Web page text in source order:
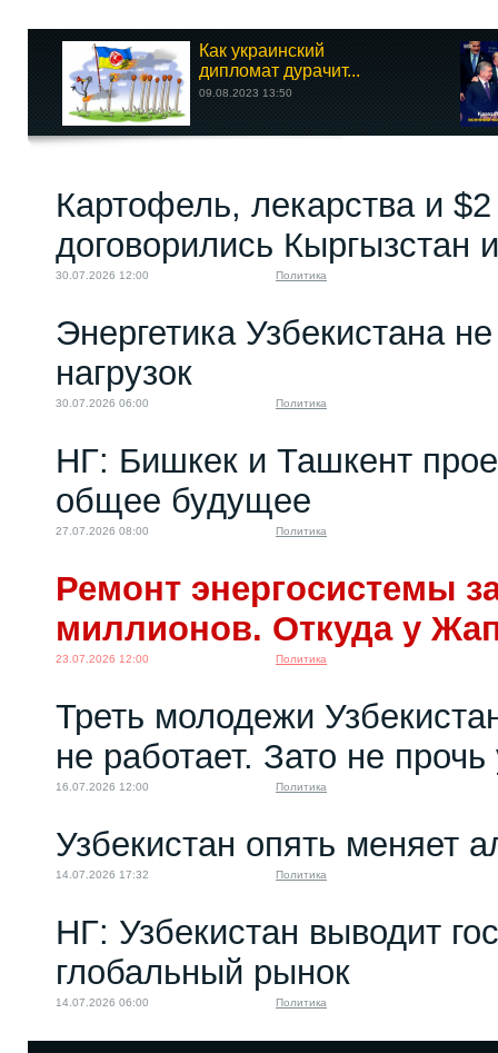
Как украинский
дипломат дурачит...
09.08.2023 13:50
Картофель, лекарства и
договорились Кыргызстан
30.07.2026 12:00 Политика
Энергетика Узбекистана
нагрузок
30.07.2026 06:00 Политика
НГ: Бишкек и Ташкент
общее будущее
27.07.2026 08:00 Политика
Ремонт энергосистемы
миллионов. Откуда у
23.07.2026 12:00 Политика
Треть молодежи
не работает. Зато не
16.07.2026 12:00 Политика
Узбекистан опять меняет
14.07.2026 17:32 Политика
НГ: Узбекистан выводит
глобальный рынок
14.07.2026 06:00 Политика